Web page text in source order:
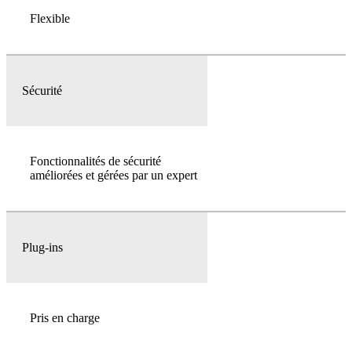
Flexible
Sécurité
Fonctionnalités de sécurité
améliorées et gérées par un expert
Plug-ins
Pris en charge